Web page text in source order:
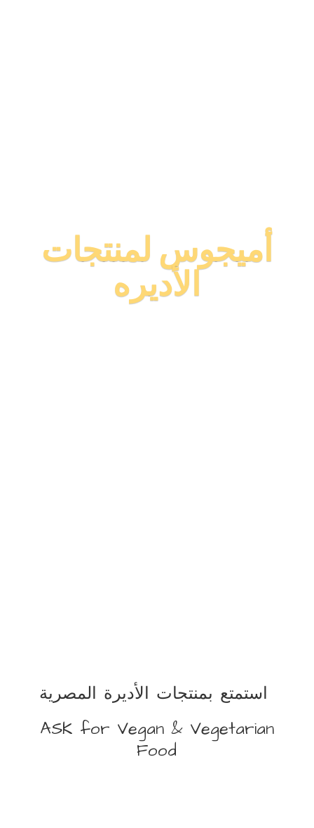
أميجوس لمنتجات
الأديره
ASK for Vegan & Vegetarian
Food